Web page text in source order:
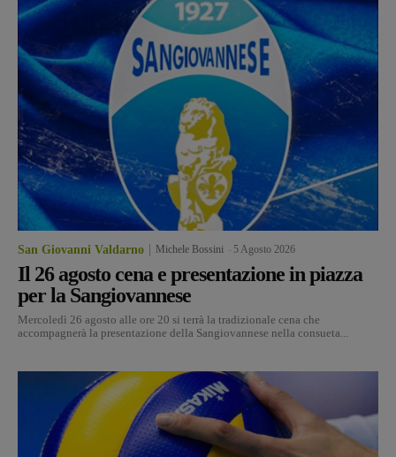
San Giovanni Valdarno Michele Bossini 5 Agosto 2026
Il 26 agosto cena e presentazione in piazza
per la Sangiovannese
Mercoledì 26 agosto alle ore 20 si terrà la tradizionale cena che
accompagnerà la presentazione della Sangiovannese nella consueta...